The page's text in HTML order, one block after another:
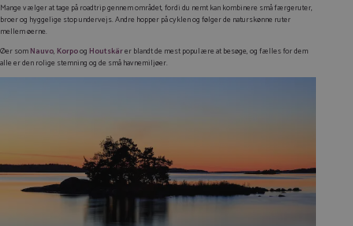
Mange vælger at tage på roadtrip gennem området, fordi du nemt kan kombinere små færgeruter,
broer og hyggelige stop undervejs. Andre hopper på cyklen og følger de naturskønne ruter
mellem øerne.
Øer somNauvo, Korpoog Houtskärer blandt de mest populære at besøge, og fælles for dem
alle er den rolige stemning og de små havnemiljøer.